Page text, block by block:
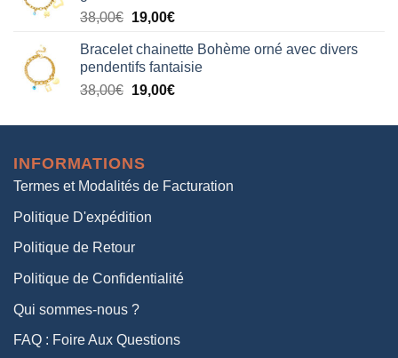
38,00€.19,00€.
38,00€ Le
initial
était :
38,00€.
19,00€Le
actuel
est :
19,00€.
Bracelet chainette Bohème orné avec divers
pendentifs fantaisie
38,00€ Le
initial
38,00€.
19,00€Le
actuel
INFORMATIONS
Termes et Modalités de Facturation
Politique D'expédition
Politique de Retour
Politique de Confidentialité
Qui sommes-nous ?
FAQ : Foire Aux Questions